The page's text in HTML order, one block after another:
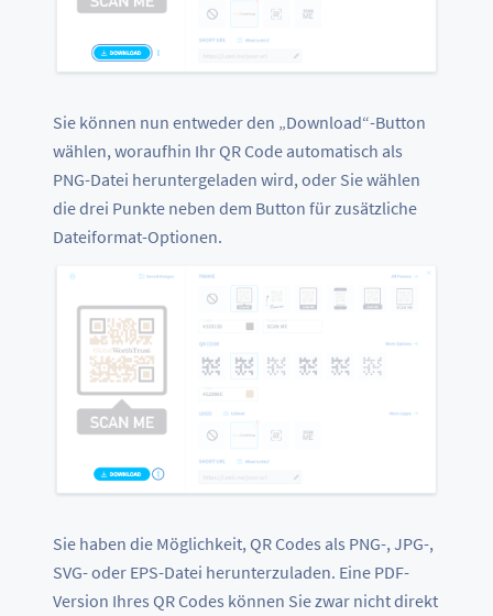
Sie können nun entweder den „Download“-Button
wählen, woraufhin Ihr QR Code automatisch als
PNG-Datei heruntergeladen wird, oder Sie wählen
die drei Punkte neben dem Button für zusätzliche
Dateiformat-Optionen.
Sie haben die Möglichkeit, QR Codes als PNG-, JPG-,
SVG- oder EPS-Datei herunterzuladen. Eine PDF-
Version Ihres QR Codes können Sie zwar nicht direkt